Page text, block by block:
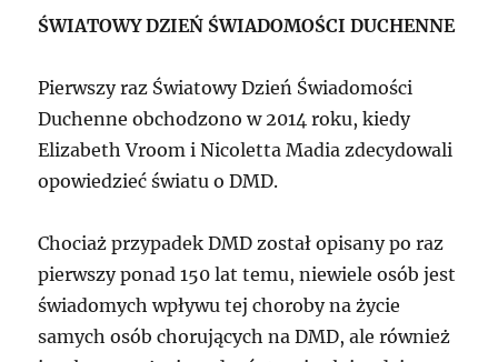
ŚWIATOWY DZIEŃ ŚWIADOMOŚCI DUCHENNE
Pierwszy raz Światowy Dzień Świadomości
Duchenne obchodzono w 2014 roku, kiedy
Elizabeth Vroom i Nicoletta Madia zdecydowali
opowiedzieć światu o DMD.
Chociaż przypadek DMD został opisany po raz
pierwszy ponad 150 lat temu, niewiele osób jest
świadomych wpływu tej choroby na życie
samych osób chorujących na DMD, ale również